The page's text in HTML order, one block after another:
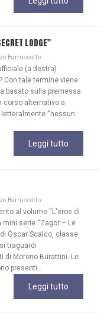
LODGE"
Barruscotto
(a destra)
Con tale termine viene
basato sulla premessa
corso alternativo a
“nessun
Leggi tutto
Barruscotto
al volume “L'eroe di
mini serie “Zagor – Le
Oscar Scalco, classe
traguardi
di Moreno Burattini. Le
presenti...
Leggi tutto